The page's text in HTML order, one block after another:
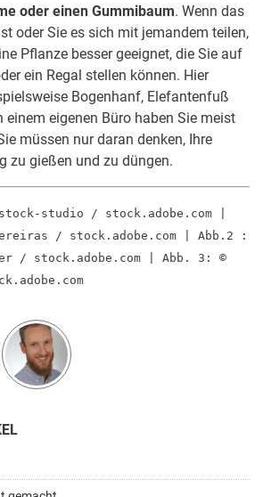
oder einen Gummibaum. Wenn das
oder Sie es sich mit jemandem teilen,
Pflanze besser geeignet, die Sie auf
ein Regal stellen können. Hier
Bogenhanf, Elefantenfuß
einem eigenen Büro haben Sie meist
müssen nur daran denken, Ihre
zu gießen und zu düngen.
studio / stock.adobe.com |
/ stock.adobe.com | Abb.2 :
/ stock.adobe.com | Abb. 3: ©